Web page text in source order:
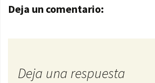
Navegación de entradas
Deja un comentario:
Deja una respuesta